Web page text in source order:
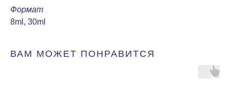
Формат
8ml, 30ml
ВАМ МОЖЕТ ПОНРАВИТСЯ